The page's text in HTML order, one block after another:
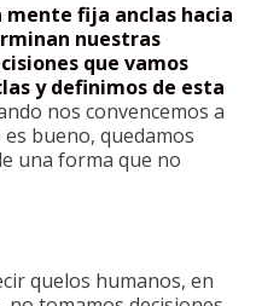
mente fija anclas hacia
nuestras
que vamos
y definimos de esta
nos convencemos a
bueno, quedamos
una forma que no
quelos humanos, en